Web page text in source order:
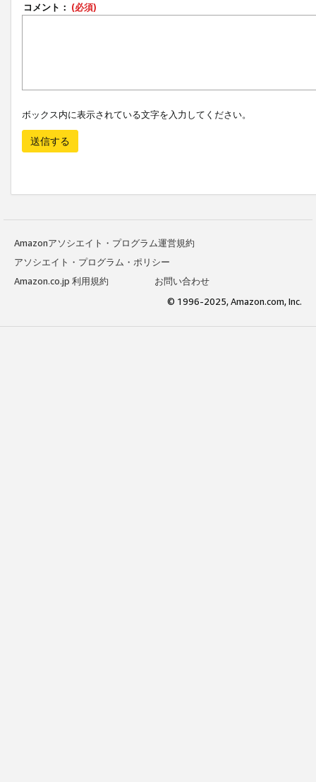
コメント： (必須)
ボックス内に表示されている文字を入力してください。
送信する
Amazonアソシエイト・プログラム運営規約
アソシエイト・プログラム・ポリシー
Amazon.co.jp 利用規約
お問い合わせ
© 1996-2025, Amazon.com, Inc.